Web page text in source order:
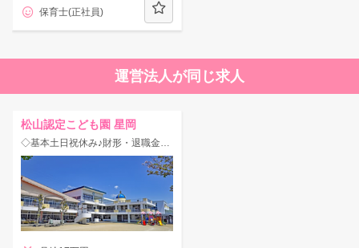
保育士(正社員)
運営法人が同じ求人
松山認定こども園 星岡
◇基本土日祝休み♪財形・退職金制度あり◎社宅あり！子育て応援制度充実の認定こども園★